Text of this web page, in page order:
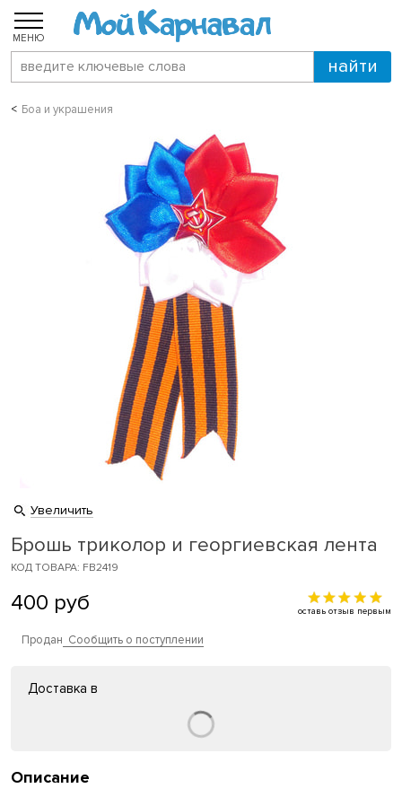
МЕНЮ
Боа и украшения
Увеличить
Брошь триколор и георгиевская лента
КОД ТОВАРА: FB2419
400 руб оставь отзыв первым
Продан Сообщить о поступлении
Доставка в
Описание